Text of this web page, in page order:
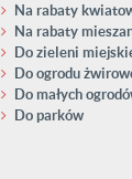
Na rabaty
Na rabaty
Do zieleni
Do ogrodu
Do małych
Do parków